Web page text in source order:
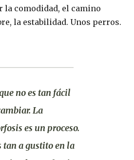
la comodidad, el camino
la estabilidad. Unos perros.
no es tan fácil
La
es un proceso.
tan a gustito en la